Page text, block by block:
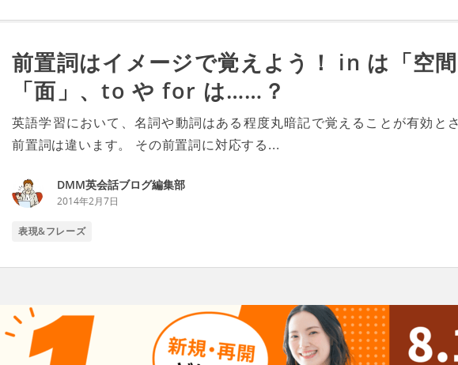
前置詞はイメージで覚えよう！ in は「空
「面」、to や for は……？
英語学習において、名詞や動詞はある程度丸暗記で覚えることが有効と
前置詞は違います。 その前置詞に対応する...
DMM英会話ブログ編集部
2014年2月7日
表現&フレーズ